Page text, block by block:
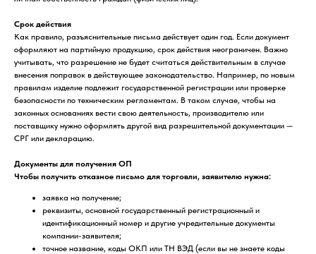
Срок действия
Как правило, разъяснительные письма действует один год. Если документ
оформляют на партийную продукцию, срок действия неограничен. Важно
учитывать, что разрешение не будет считаться действительным в случае
внесения поправок в действующее законодательство. Например, по новым
правилам изделие подлежит государственной регистрации или проверке
безопасности по техническим регламентам. В таком случае, чтобы на
законных основаниях вести свою деятельность, производителю или
поставщику нужно оформлять другой вид разрешительной документации —
СРГ или декларацию.
Документы для получения ОП
Чтобы получить отказное письмо для торговли, заявителю нужна:
заявка на получение;
реквизиты, основной государственный регистрационный и
идентификационный номер и другие учредительные документы
компании-заявителя;
точное название, коды ОКП или ТН ВЭД (если вы не знаете коды